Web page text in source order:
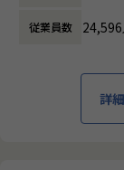
す。
を実現しています。
【業務の変更の
に
用
従業員数 24,596
詳